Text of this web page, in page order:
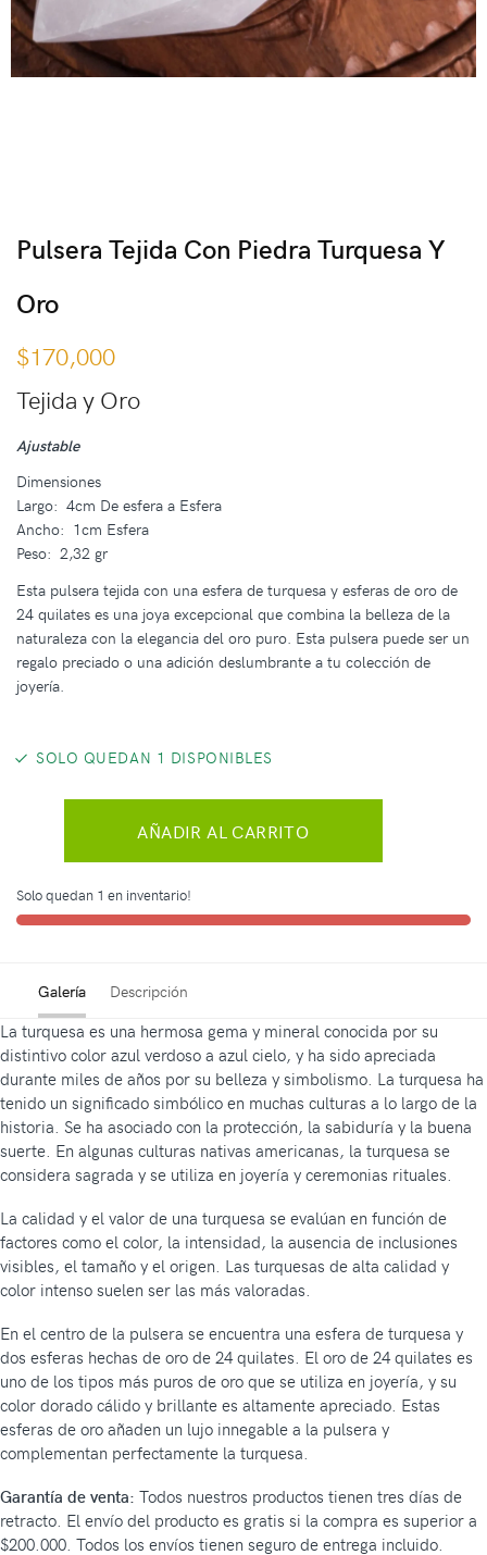
Pulsera Tejida Con Piedra Turquesa Y
Oro
$170,000
Tejida y Oro
Ajustable
Dimensiones
Largo: 4cm De esfera a Esfera
Ancho: 1cm Esfera
Peso: 2,32 gr
Esta pulsera tejida con una esfera de turquesa y esferas de oro de
24 quilates es una joya excepcional que combina la belleza de la
naturaleza con la elegancia del oro puro. Esta pulsera puede ser un
regalo preciado o una adición deslumbrante a tu colección de
joyería.
SOLO QUEDAN 1 DISPONIBLES
AÑADIR AL CARRITO
Solo quedan 1 en inventario!
Galería Descripción
La turquesa es una hermosa gema y mineral conocida por su
distintivo color azul verdoso a azul cielo, y ha sido apreciada
durante miles de años por su belleza y simbolismo. La turquesa ha
tenido un significado simbólico en muchas culturas a lo largo de la
historia. Se ha asociado con la protección, la sabiduría y la buena
suerte. En algunas culturas nativas americanas, la turquesa se
considera sagrada y se utiliza en joyería y ceremonias rituales.
La calidad y el valor de una turquesa se evalúan en función de
factores como el color, la intensidad, la ausencia de inclusiones
visibles, el tamaño y el origen. Las turquesas de alta calidad y
color intenso suelen ser las más valoradas.
En el centro de la pulsera se encuentra una esfera de turquesa y
dos esferas hechas de oro de 24 quilates. El oro de 24 quilates es
uno de los tipos más puros de oro que se utiliza en joyería, y su
color dorado cálido y brillante es altamente apreciado. Estas
esferas de oro añaden un lujo innegable a la pulsera y
complementan perfectamente la turquesa.
Garantía de venta: Todos nuestros productos tienen tres días de
retracto. El envío del producto es gratis si la compra es superior a
$200.000. Todos los envíos tienen seguro de entrega incluido.